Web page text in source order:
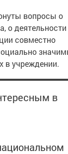
вопросы о
о деятельности
совместно
в учреждении.
в